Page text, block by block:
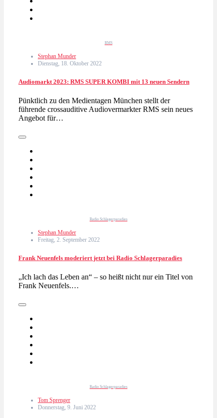
RMS
Stephan Munder
Dienstag, 18. Oktober 2022
Audiomarkt 2023: RMS SUPER KOMBI mit 13 neuen Sendern
Pünktlich zu den Medientagen München stellt der
führende crossauditive Audiovermarkter RMS sein neues
Angebot für…
Radio Schlagerparadies
Stephan Munder
Freitag, 2. September 2022
Frank Neuenfels moderiert jetzt bei Radio Schlagerparadies
„Ich lach das Leben an“ – so heißt nicht nur ein Titel von
Frank Neuenfels.…
Radio Schlagerparadies
Tom Sprenger
Donnerstag, 9. Juni 2022